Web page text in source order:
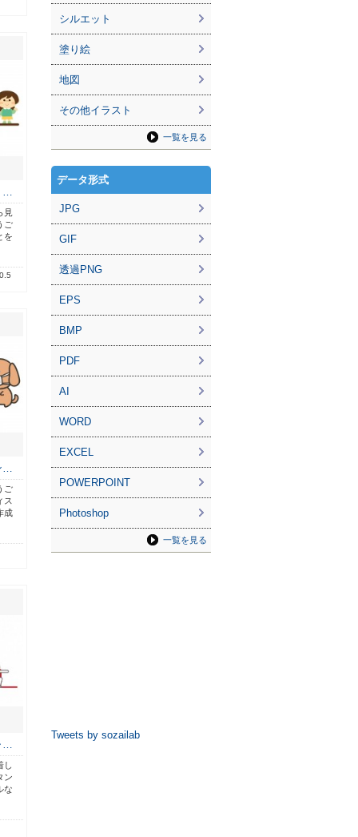
…
見
ご
を
…
ご
ス
成
…
し
ン
な
シルエット
塗り絵
地図
その他イラスト
一覧を見る
データ形式
JPG
GIF
透過PNG
EPS
BMP
PDF
AI
WORD
EXCEL
POWERPOINT
Photoshop
一覧を見る
Tweets by sozailab